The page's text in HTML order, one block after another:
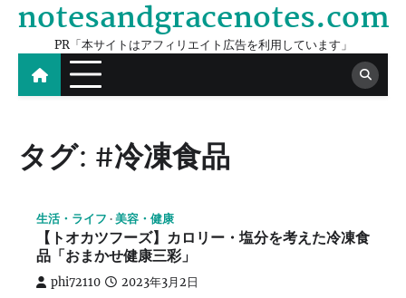
Skip
content
notesandgracenotes.com
PR「本サイトはアフィリエイト広告を利用しています」
タグ: #冷凍食品
生活・ライフ 美容・健康
【トオカツフーズ】カロリー・塩分を考えた冷凍食
品「おまかせ健康三彩」
phi72110 2023年3月2日